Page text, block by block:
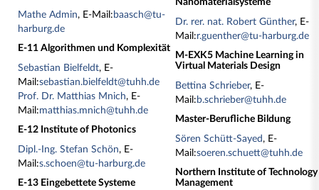
Mathe Admin, E-Mail: baasch@tu-
harburg.de
E-11 Algorithmen und Komplexität
Sebastian Bielfeldt, E-
Mail:sebastian.bielfeldt@tuhh.de
Prof. Dr. Matthias Mnich, E-
Mail:matthias.mnich@tuhh.de
E-12 Institute of Photonics
Dipl.-Ing. Stefan Schön, E-
Mail:s.schoen@tu-harburg.de
E-13 Eingebettete Systeme
Nanomaterialsysteme
Dr. rer. nat. Robert Günther, E-
Mail:r.guenther@tu-harburg.de
M-EXK5 Machine Learning in
Virtual Materials Design
Bettina Schrieber, E-
Mail: b.schrieber@tuhh.de
Master-Berufliche Bildung
Sören Schütt-Sayed, E-
Mail:soeren.schuett@tuhh.de
Northern Institute of Technology
Management